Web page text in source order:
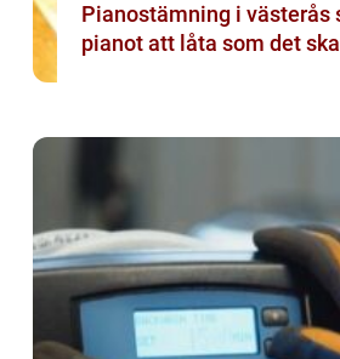
Pianostämning i västerås så får du
pianot att låta som det ska